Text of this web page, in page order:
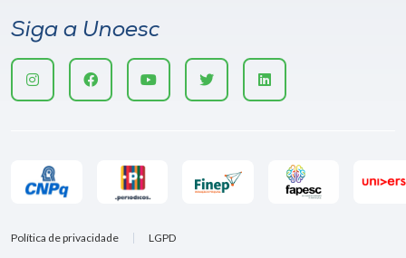
Siga a Unoesc
Política de privacidade LGPD